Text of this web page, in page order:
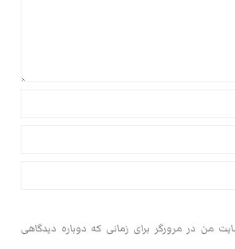
من در مرورگر برای زمانی که دوباره دیدگاهی